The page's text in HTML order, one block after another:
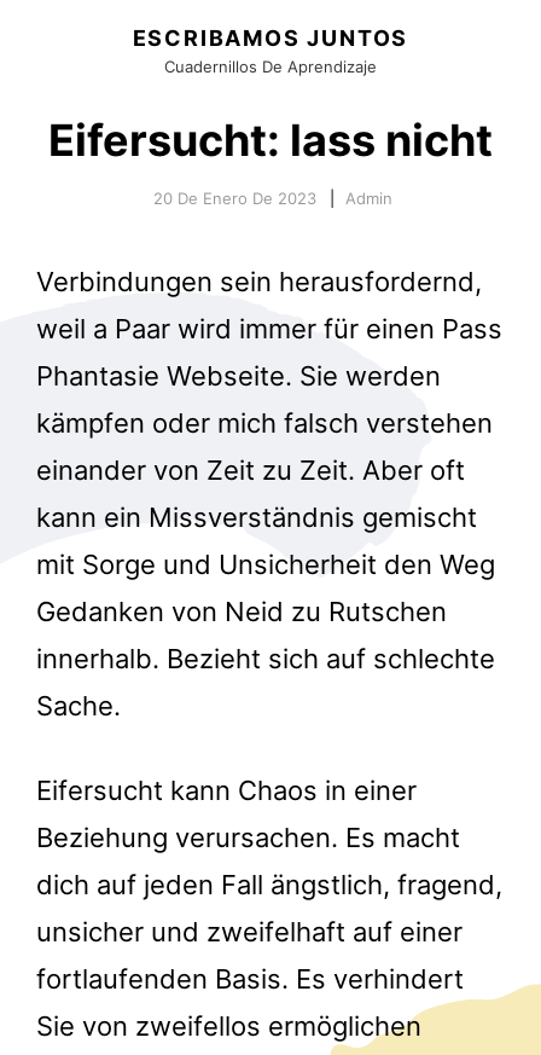
ESCRIBAMOS JUNTOS
Cuadernillos De Aprendizaje
Eifersucht: lass nicht
20 De Enero De 2023 Admin
Verbindungen sein herausfordernd,
weil a Paar wird immer für einen Pass
Phantasie Webseite. Sie werden
kämpfen oder mich falsch verstehen
einander von Zeit zu Zeit. Aber oft
kann ein Missverständnis gemischt
mit Sorge und Unsicherheit den Weg
Gedanken von Neid zu Rutschen
innerhalb. Bezieht sich auf schlechte
Sache.
Eifersucht kann Chaos in einer
Beziehung verursachen. Es macht
dich auf jeden Fall ängstlich, fragend,
unsicher und zweifelhaft auf einer
fortlaufenden Basis. Es verhindert
Sie von zweifellos ermöglichen